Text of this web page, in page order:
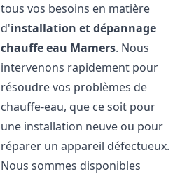
tous vos besoins en matière
d'installation et dépannage
chauffe eau Mamers. Nous
intervenons rapidement pour
résoudre vos problèmes de
chauffe-eau, que ce soit pour
une installation neuve ou pour
réparer un appareil défectueux.
Nous sommes disponibles